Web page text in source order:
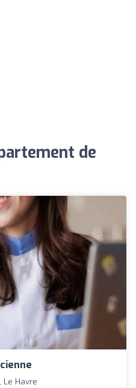
de
Le Havre